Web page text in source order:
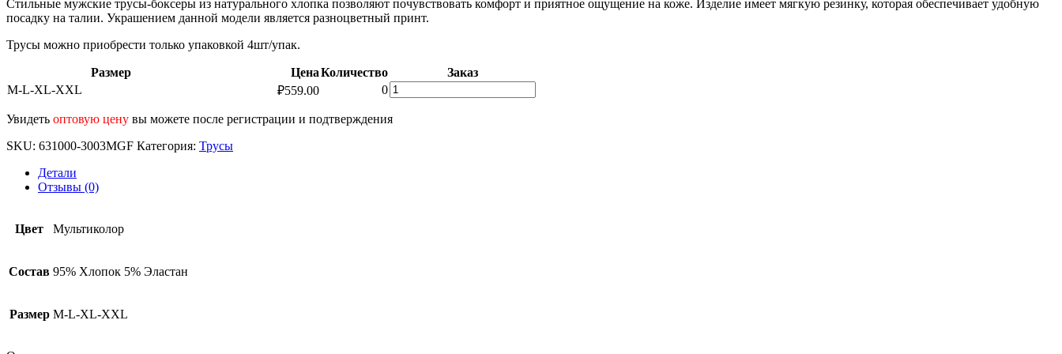
Стильные мужские трусы-боксеры из натурального хлопка позволяют почувствовать комфорт и приятное ощущение на коже. Изделие имеет мягкую резинку, которая обеспечивает удобную
посадку на талии. Украшением данной модели является разноцветный принт.
Трусы можно приобрести только упаковкой 4шт/упак.
Размер ЦенаКоличество
Заказ
M-L-XL-XXL
₽559.00 0 Количество
товара
Упаковка
Увидеть оптовую цену вы можете после регистрации и подтверждения
SKU: 631000-3003MGF Категория: Трусы
Детали
Отзывы (0)
Цвет Мультиколор
Состав 95% Хлопок 5% Эластан
Размер M-L-XL-XXL